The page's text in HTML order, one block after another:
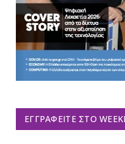
ΕΓΓΡΑΦΕΊΤΕ ΣΤΟ